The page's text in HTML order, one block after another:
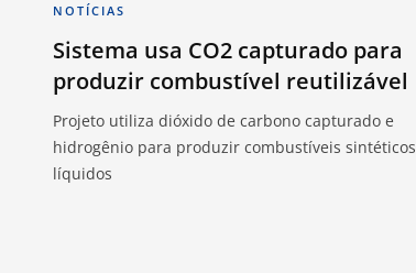
NOTÍCIAS
Sistema usa CO2 capturado para
produzir combustível reutilizável
Projeto utiliza dióxido de carbono capturado e
hidrogênio para produzir combustíveis sintéticos
líquidos